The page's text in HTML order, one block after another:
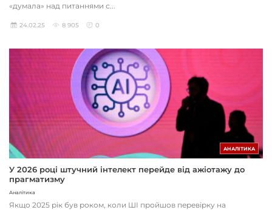
«думала» над питаннями с...
24.02.25 8 905 0
АНАЛІТИКА
У 2026 році штучний інтелект перейде від ажіотажу до
прагматизму
Аналітика
Якщо 2025 рік був роком, коли ШІ пройшов перевірку на